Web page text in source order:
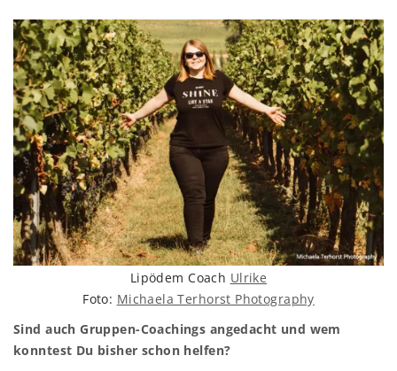
Lipödem Coach Ulrike
Foto: Michaela Terhorst Photography
Sind auch Gruppen-Coachings angedacht und wem
konntest Du bisher schon helfen?